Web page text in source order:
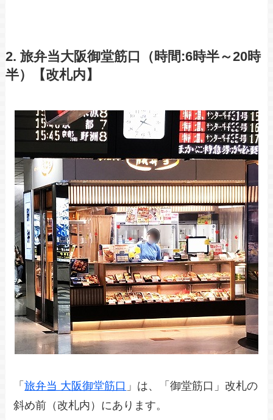
2. 旅弁当大阪御堂筋口（時間:6時半～20時
半）【改札内】
「旅弁当 大阪御堂筋口 」は、「御堂筋口」改札の
斜め前（改札内）にあります。